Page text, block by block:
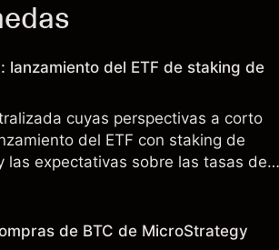
del ETF de staking de
cuyas perspectivas a corto
del ETF con staking de
las expectativas sobre las tasas de
no es un indicador fiable de
de BTC de MicroStrategy